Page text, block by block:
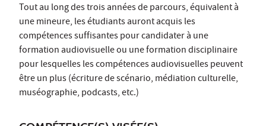
Tout au long des trois années de parcours, équivalent à
une mineure, les étudiants auront acquis les
compétences suffisantes pour candidater à une
formation audiovisuelle ou une formation disciplinaire
pour lesquelles les compétences audiovisuelles peuvent
être un plus (écriture de scénario, médiation culturelle,
muséographie, podcasts, etc.)